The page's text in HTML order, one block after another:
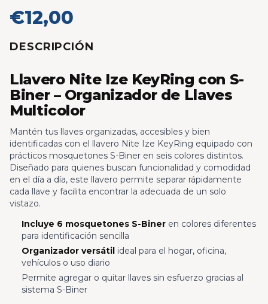
€12,00
DESCRIPCIÓN
Llavero Nite Ize KeyRing con S-
Biner – Organizador de Llaves
Multicolor
Mantén tus llaves organizadas, accesibles y bien
identificadas con el llavero Nite Ize KeyRing equipado con
prácticos mosquetones S-Biner en seis colores distintos.
Diseñado para quienes buscan funcionalidad y comodidad
en el día a día, este llavero permite separar rápidamente
cada llave y facilita encontrar la adecuada de un solo
vistazo.
Incluye 6 mosquetones S-Bineren colores diferentes
para identificación sencilla
Organizador versátilideal para el hogar, oficina,
vehículos o uso diario
Permite agregar o quitar llaves sin esfuerzo gracias al
sistema S-Biner